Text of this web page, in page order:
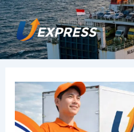
Lewati
ke
konten